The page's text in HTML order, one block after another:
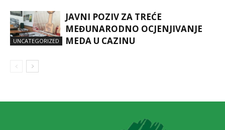
UNCATEGORIZED
JAVNI POZIV ZA TREĆE
MEĐUNARODNO OCJENJIVANJE
MEDA U CAZINU